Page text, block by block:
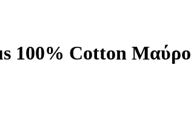
100% Cotton Μαύρο